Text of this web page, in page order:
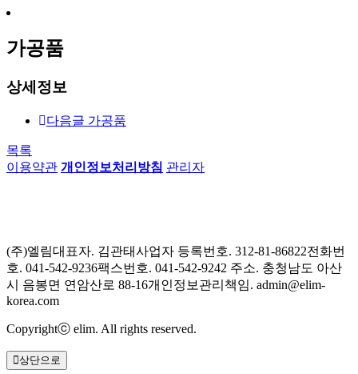
가공품
상세정보
다음글 가공품
목록
이용약관 개인정보처리방침 관리자
(주)엘림대표자. 김관태사업자 등록번호. 312-81-86822전화번
호. 041-542-9236팩스번호. 041-542-9242 주소. 충청남도 아산
시 음봉면 연암산로 88-16개인정보관리책임. admin@elim-
korea.com
Copyrightⓒ elim. All rights reserved.
상단으로